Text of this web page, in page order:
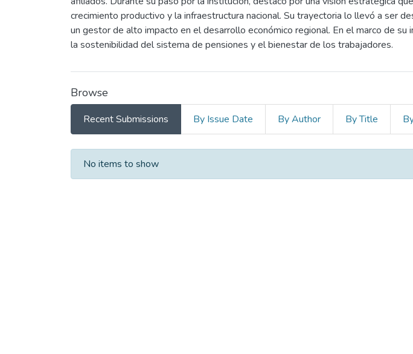
crecimiento productivo y la infraestructura nacional. Su trayectoria lo llevó a ser
un gestor de alto impacto en el desarrollo económico regional. En el marco de
la sostenibilidad del sistema de pensiones y el bienestar de los trabajadores.
Browse
Recent Submissions By Issue Date By Author By Title
Recent Submissions
No items to show